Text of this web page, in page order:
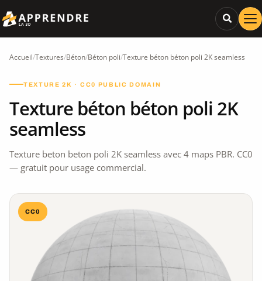
Accueil/Textures/Béton/Béton poli/Texture béton béton poli 2K seamless
TEXTURE 2K · CC0 PUBLIC DOMAIN
Texture béton béton poli 2K
seamless
Texture beton beton poli 2K seamless avec 4 maps PBR. CC0
— gratuit pour usage commercial.
CC0